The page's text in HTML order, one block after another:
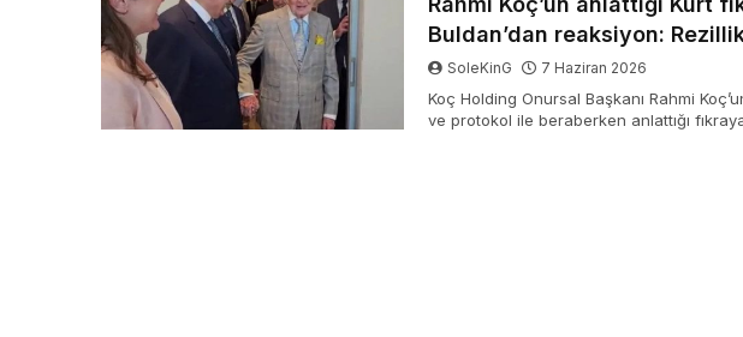
Buldan’dan reaksiyon:
SoleKinG 7 Haziran 2026
Koç Holding Onursal Başkanı Rahmi
ve protokol ile beraberken anlattığı